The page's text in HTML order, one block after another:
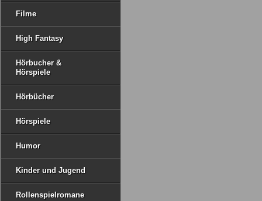
Filme
High Fantasy
Hörbucher &
Hörspiele
Hörbücher
Hörspiele
Humor
Kinder und Jugend
Rollenspielromane